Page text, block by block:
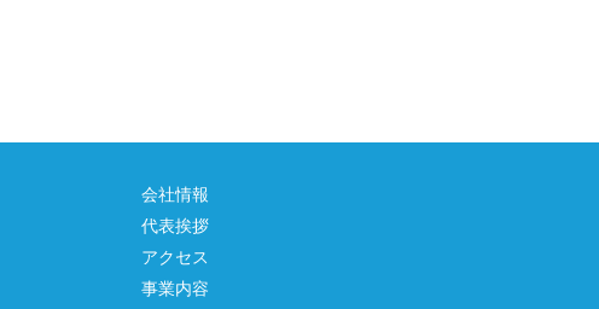
会社情報
代表挨拶
アクセス
事業内容